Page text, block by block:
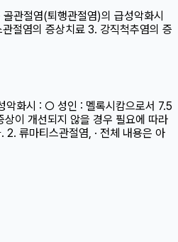
관절염(퇴행관절염)의 급성악화시
절염의 증상치료 3. 강직척추염의 증
악화시 : ○ 성인 : 멜록시캄으로서 7.5
이 개선되지 않을 경우 필요에 따라
류마티스관절염, · 전체 내용은 아